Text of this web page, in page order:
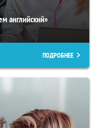
английский»
ПОДРОБНЕЕ